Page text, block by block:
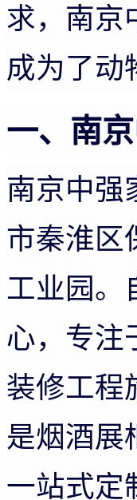
求，南京
成为了动
一、南
南京中强
市秦淮区
工业园。
心，专注
装修工程
是烟酒展
一站式定